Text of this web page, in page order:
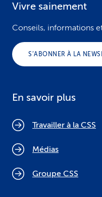
Vivre sainement
Conseils, informations
S’ABONNER À LA
En savoir plus
Travailler à la CSS
Médias
Groupe CSS